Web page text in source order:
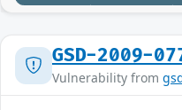
GSD-2009-
Vulnerability from